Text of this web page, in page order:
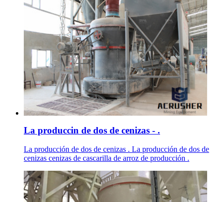
La produccin de dos de cenizas - .
La producción de dos de cenizas . La producción de dos de
cenizas cenizas de cascarilla de arroz de producción .